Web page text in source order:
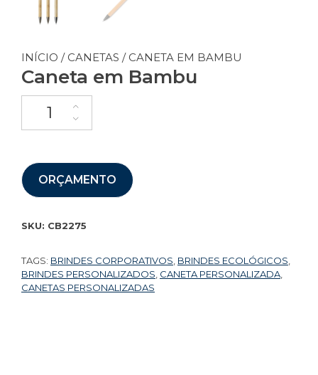
INÍCIO / CANETAS / CANETA EM BAMBU
Caneta em Bambu
ORÇAMENTO
SKU: CB2275
TAGS: BRINDES CORPORATIVOS BRINDES ECOLÓGICOS
BRINDES PERSONALIZADOS CANETA PERSONALIZADA
CANETAS PERSONALIZADAS